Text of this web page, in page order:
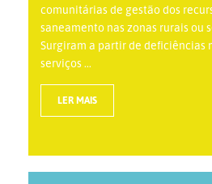
comunitárias de gestão dos
saneamento nas zonas rurais ou
Surgiram a partir de deficiências
serviços ...
LER MAIS